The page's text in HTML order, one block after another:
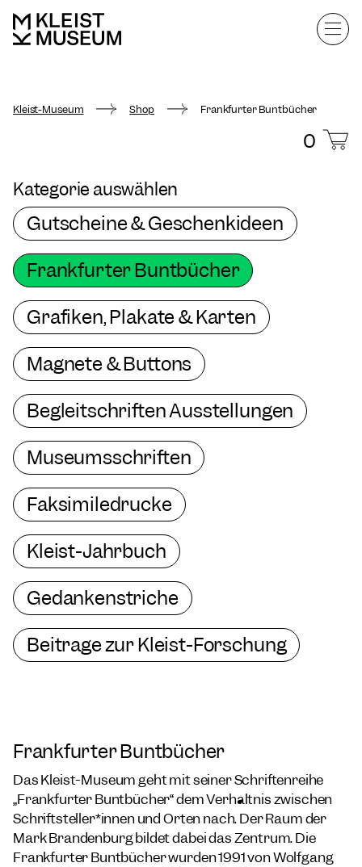
Kleist-Museum Shop Frankfurter Buntbücher
0
Kategorie auswählen
Gutscheine & Geschenkideen
Frankfurter Buntbücher
Grafiken, Plakate & Karten
Magnete & Buttons
Begleitschriften Ausstellungen
Museumsschriften
Faksimiledrucke
Kleist-Jahrbuch
Gedankenstriche
Beiträge zur Kleist-Forschung
Frankfurter Buntbücher
Das Kleist-Museum geht mit seiner Schriftenreihe
„Frankfurter Buntbücher“ dem Verhältnis zwischen
Schriftsteller*innen und Orten nach. Der Raum der
Mark Brandenburg bildet dabei das Zentrum. Die
Frankfurter Buntbücherwurden 1991 von Wolfgang